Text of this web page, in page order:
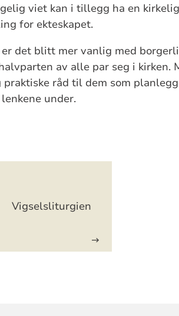
viet kan i tillegg ha en kirkelig
for ekteskapet.
er det blitt mer vanlig med
av alle par seg i kirken.
praktiske råd til dem som
under.
Vigselsliturgien